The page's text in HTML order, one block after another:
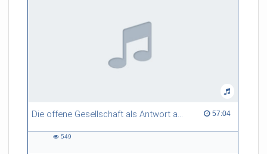
Die offene Gesellschaft als Antwort auf den Terror 57:04
57:04 duration
549